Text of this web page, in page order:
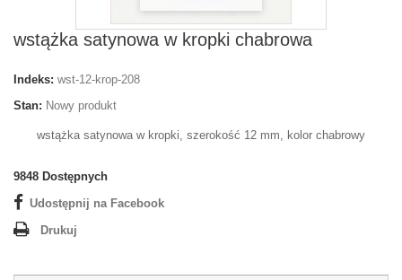
wstążka satynowa w kropki chabrowa
Indeks: wst-12-krop-208
Stan: Nowy produkt
wstążka satynowa w kropki, szerokość 12 mm, kolor chabrowy
9848 Dostępnych
Udostępnij na Facebook
Drukuj